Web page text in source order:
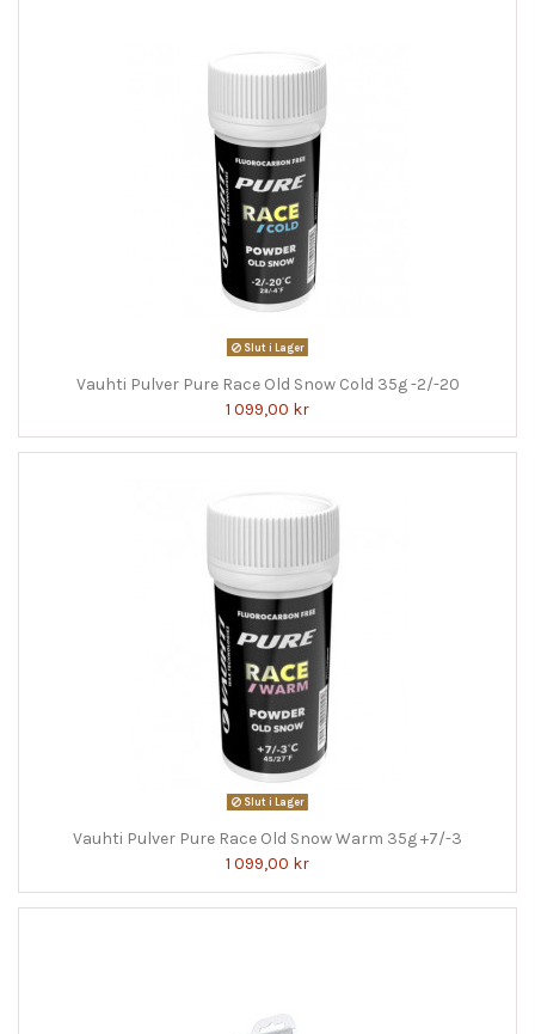
Slut i Lager
Vauhti Pulver Pure Race Old Snow Cold 35g -2/-20
1 099,00 kr
Slut i Lager
Vauhti Pulver Pure Race Old Snow Warm 35g +7/-3
1 099,00 kr